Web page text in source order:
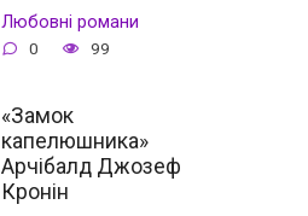
Любовні романи
0 99
«Замок
капелюшника»
Арчібалд Джозеф
Кронін